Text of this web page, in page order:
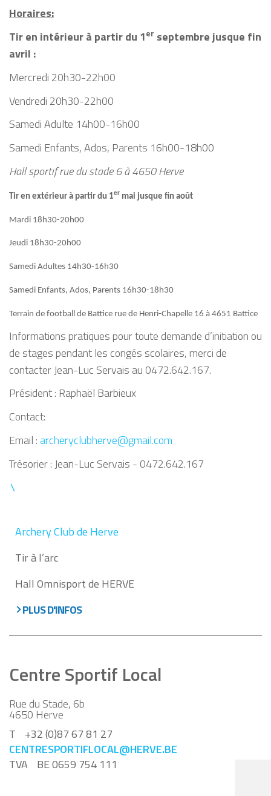
Horaires:
Tir en intérieur à partir du 1er septembre jusque fin
avril :
Mercredi 20h30-22h00
Vendredi 20h30-22h00
Samedi Adulte 14h00-16h00
Samedi Enfants, Ados, Parents 16h00-18h00
Hall sportif rue du stade 6 à 4650 Herve
Tir en extérieur à partir du 1er mai jusque fin août
Mardi 18h30-20h00
Jeudi 18h30-20h00
Samedi Adultes 14h30-16h30
Samedi Enfants, Ados, Parents 16h30-18h30
Terrain de football de Battice rue de Henri-Chapelle 16 à 4651 Battice
Informations pratiques pour toute demande d’initiation ou
de stages pendant les congés scolaires, merci de
contacter Jean-Luc Servais au 0472.642.167.
Président : Raphaël Barbieux
Contact:
Email :archeryclubherve@gmail.com
Trésorier : Jean-Luc Servais - 0472.642.167
Archery Club de Herve
Tir à l’arc
Hall Omnisport de HERVE
PLUS D'INFOS
Centre Sportif Local
Rue du Stade, 6b
4650 Herve
T
+32 (0)87 67 81 27
CENTRESPORTIFLOCAL@HERVE.BE
TVA BE 0659 754 111